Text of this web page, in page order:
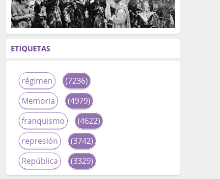
ETIQUETAS
régimen
(7236)
Memoria
(4979)
franquismo
(4622)
represión
(3742)
República
(3329)